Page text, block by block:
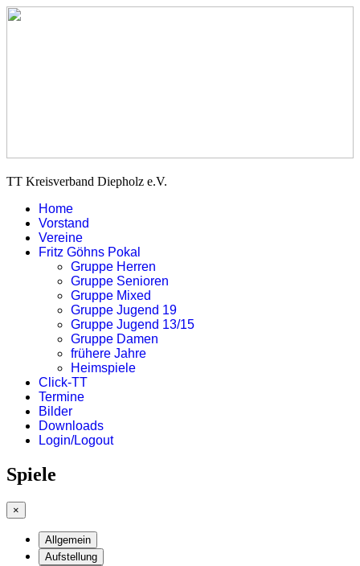
TT Kreisverband Diepholz e.V.
Home
Vorstand
Vereine
Fritz Göhns Pokal
Gruppe Herren
Gruppe Senioren
Gruppe Mixed
Gruppe Jugend 19
Gruppe Jugend 13/15
Gruppe Damen
frühere Jahre
Heimspiele
Click-TT
Termine
Bilder
Downloads
Login/Logout
Spiele
×
Allgemein
Aufstellung